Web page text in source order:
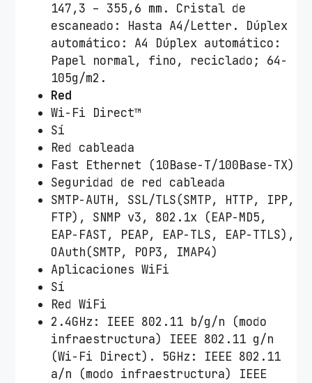
147,3 – 355,6 mm. Cristal de
escaneado: Hasta A4/Letter. Dúplex
automático: A4 Dúplex automático:
Papel normal, fino, reciclado; 64-
105g/m2.
Red
Wi-Fi Direct™
Sí
Red cableada
Fast Ethernet (10Base-T/100Base-TX)
Seguridad de red cableada
SMTP-AUTH, SSL/TLS(SMTP, HTTP, IPP,
FTP), SNMP v3, 802.1x (EAP-MD5,
EAP-FAST, PEAP, EAP-TLS, EAP-TTLS),
OAuth(SMTP, POP3, IMAP4)
Aplicaciones WiFi
Sí
Red WiFi
2.4GHz: IEEE 802.11 b/g/n (modo
infraestructura) IEEE 802.11 g/n
(Wi-Fi Direct). 5GHz: IEEE 802.11
a/n (modo infraestructura) IEEE